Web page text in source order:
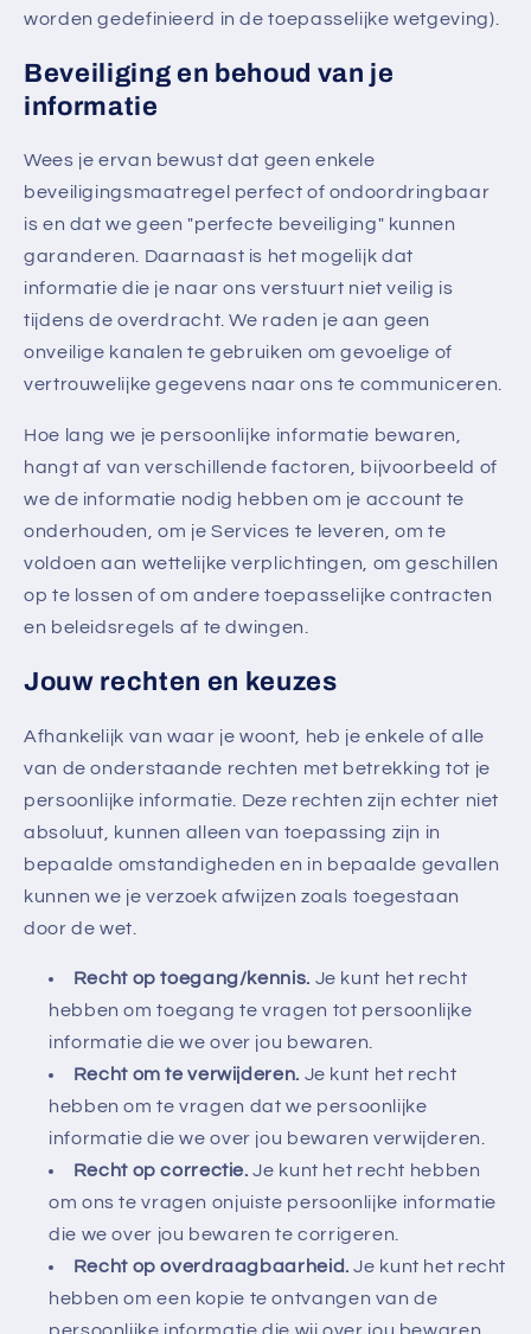
worden gedefinieerd in de toepasselijke wetgeving).
Beveiliging en behoud van je
informatie
Wees je ervan bewust dat geen enkele
beveiligingsmaatregel perfect of ondoordringbaar
is en dat we geen "perfecte beveiliging" kunnen
garanderen. Daarnaast is het mogelijk dat
informatie die je naar ons verstuurt niet veilig is
tijdens de overdracht. We raden je aan geen
onveilige kanalen te gebruiken om gevoelige of
vertrouwelijke gegevens naar ons te communiceren.
Hoe lang we je persoonlijke informatie bewaren,
hangt af van verschillende factoren, bijvoorbeeld of
we de informatie nodig hebben om je account te
onderhouden, om je Services te leveren, om te
voldoen aan wettelijke verplichtingen, om geschillen
op te lossen of om andere toepasselijke contracten
en beleidsregels af te dwingen.
Jouw rechten en keuzes
Afhankelijk van waar je woont, heb je enkele of alle
van de onderstaande rechten met betrekking tot je
persoonlijke informatie. Deze rechten zijn echter niet
absoluut, kunnen alleen van toepassing zijn in
bepaalde omstandigheden en in bepaalde gevallen
kunnen we je verzoek afwijzen zoals toegestaan
door de wet.
Recht op toegang/kennis. Je kunt het recht
hebben om toegang te vragen tot persoonlijke
informatie die we over jou bewaren.
Recht om te verwijderen. Je kunt het recht
hebben om te vragen dat we persoonlijke
informatie die we over jou bewaren verwijderen.
Recht op correctie. Je kunt het recht hebben
om ons te vragen onjuiste persoonlijke informatie
die we over jou bewaren te corrigeren.
Recht op overdraagbaarheid. Je kunt het recht
hebben om een kopie te ontvangen van de